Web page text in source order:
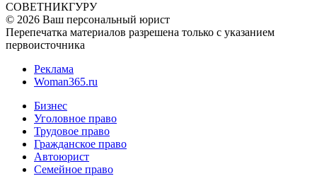
СОВЕТНИКГУРУ
© 2026 Ваш персональный юрист
Перепечатка материалов разрешена только с указанием
первоисточника
Реклама
Woman365.ru
Бизнес
Уголовное право
Трудовое право
Гражданское право
Автоюрист
Семейное право